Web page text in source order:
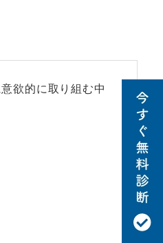
欲的に取り組む中